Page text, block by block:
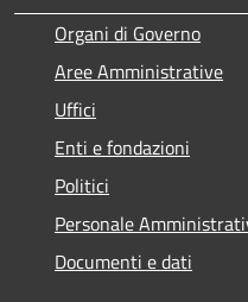
Organi di Governo
Aree Amministrative
Uffici
Enti e fondazioni
Politici
Personale
Documenti e dati